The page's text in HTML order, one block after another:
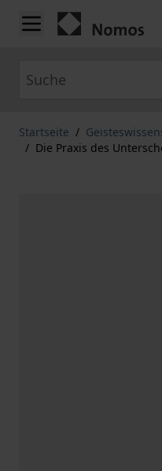
Zum Inhalt springen
Startseite /
/ Die Praxis des